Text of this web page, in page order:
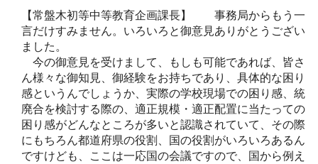
【常盤木初等中等教育企画課長】 事務局からもう一
言だけすみません。いろいろと御意見ありがとうござい
ました。
今の御意見を受けまして、もしも可能であれば、皆さ
ん様々な御知見、御経験をお持ちであり、具体的な困り
感というんでしょうか、実際の学校現場での困り感、統
廃合を検討する際の、適正規模・適正配置に当たっての
困り感がどんなところが多いと認識されていて、その際
にもちろん都道府県の役割、国の役割がいろいろあるん
ですけども、ここは一応国の会議ですので、国から例え